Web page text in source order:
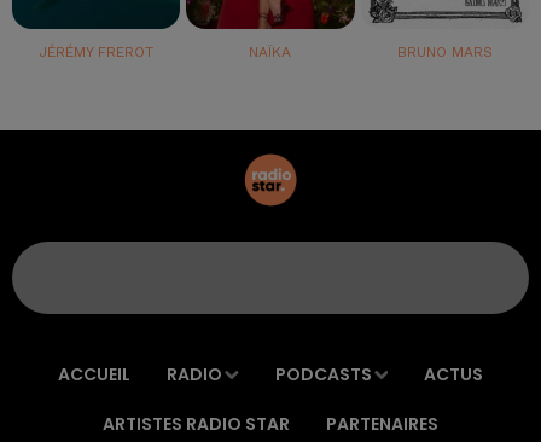
JÉRÉMY FREROT NAÏKA BRUNO MARS
ACCUEIL RADIO PODCASTS ACTUS
ARTISTES RADIO STAR PARTENAIRES